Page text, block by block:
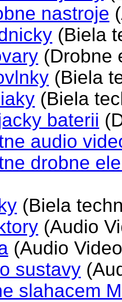
nastroje
(Biela
(Drobne
(Biela
(Biela
baterii
audio
drobne
(Biela
(Audio
(Audio
sustavy
slahacem